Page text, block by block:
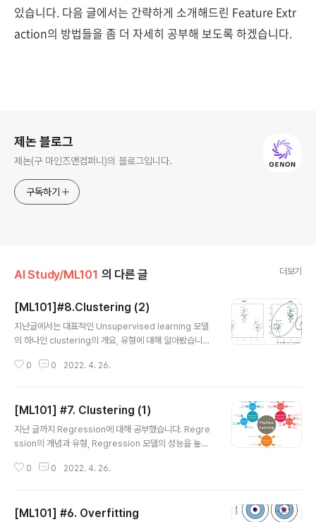
있습니다. 다음 글에서는 간략하게 소개해드린 Feature Extr
action의 방법들을 좀 더 자세히 공부해 보도록 하겠습니다.
제논 블로그
제논(구 마인즈앤컴퍼니)의 블로그입니다.
구독하기
AI Study/ML101 의 다른 글 더보기
[ML101]#8.Clustering (2)
지난글에서는 대표적인 Unsupervised learning 모델
의 하나인 clustering의 개요, 유형에 대해 알아봤습니다.
clustering / Mean-shift clustering / DBSCAN (De
에 대해서 좀 더 자세히 알아보고자 합니다. 1. K-means
clustering K-means clustering은 대표적인 분할 군
집 기법입니다. 군집 별로 centroid (중심)을 가지고 있으
0 0 2022. 4. 26.
[ML101] #7. Clustering (1)
지난 글까지 Regression에 대해 공부했습니다. Regre
ssion의 개념과 유형, Regression 모델의 성능을 높이
번 시간부터는 Clustering에 대해 배워볼 예정입니다.
Learning, Reinforcement Learning 으로 구분할 수
0 0 2022. 4. 26.
[ML101] #6. Overfitting